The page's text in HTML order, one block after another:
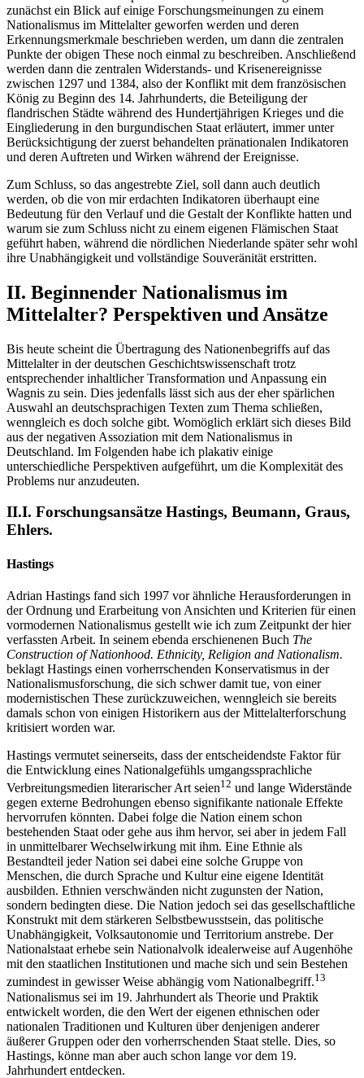
zunächst ein Blick auf einige Forschungsmeinungen zu einem
Nationalismus im Mittelalter geworfen werden und deren
Erkennungsmerkmale beschrieben werden, um dann die zentralen
Punkte der obigen These noch einmal zu beschreiben. Anschließend
werden dann die zentralen Widerstands- und Krisenereignisse
zwischen 1297 und 1384, also der Konflikt mit dem französischen
König zu Beginn des 14. Jahrhunderts, die Beteiligung der
flandrischen Städte während des Hundertjährigen Krieges und die
Eingliederung in den burgundischen Staat erläutert, immer unter
Berücksichtigung der zuerst behandelten pränationalen Indikatoren
und deren Auftreten und Wirken während der Ereignisse.
Zum Schluss, so das angestrebte Ziel, soll dann auch deutlich
werden, ob die von mir erdachten Indikatoren überhaupt eine
Bedeutung für den Verlauf und die Gestalt der Konflikte hatten und
warum sie zum Schluss nicht zu einem eigenen Flämischen Staat
geführt haben, während die nördlichen Niederlande später sehr wohl
ihre Unabhängigkeit und vollständige Souveränität erstritten.
II. Beginnender Nationalismus im
Mittelalter? Perspektiven und Ansätze
Bis heute scheint die Übertragung des Nationenbegriffs auf das
Mittelalter in der deutschen Geschichtswissenschaft trotz
entsprechender inhaltlicher Transformation und Anpassung ein
Wagnis zu sein. Dies jedenfalls lässt sich aus der eher spärlichen
Auswahl an deutschsprachigen Texten zum Thema schließen,
wenngleich es doch solche gibt. Womöglich erklärt sich dieses Bild
aus der negativen Assoziation mit dem Nationalismus in
Deutschland. Im Folgenden habe ich plakativ einige
unterschiedliche Perspektiven aufgeführt, um die Komplexität des
Problems nur anzudeuten.
II.I. Forschungsansätze Hastings, Beumann, Graus,
Ehlers.
Hastings
Adrian Hastings fand sich 1997 vor ähnliche Herausforderungen in
der Ordnung und Erarbeitung von Ansichten und Kriterien für einen
vormodernen Nationalismus gestellt wie ich zum Zeitpunkt der hier
verfassten Arbeit. In seinem ebenda erschienenen Buch The
Construction of Nationhood. Ethnicity, Religion and Nationalism.
beklagt Hastings einen vorherrschenden Konservatismus in der
Nationalismusforschung, die sich schwer damit tue, von einer
modernistischen These zurückzuweichen, wenngleich sie bereits
damals schon von einigen Historikern aus der Mittelalterforschung
kritisiert worden war.
Hastings vermutet seinerseits, dass der entscheidendste Faktor für
die Entwicklung eines Nationalgefühls umgangssprachliche
Verbreitungsmedien literarischer Art seien12 und lange Widerstände
gegen externe Bedrohungen ebenso signifikante nationale Effekte
hervorrufen könnten. Dabei folge die Nation einem schon
bestehenden Staat oder gehe aus ihm hervor, sei aber in jedem Fall
in unmittelbarer Wechselwirkung mit ihm. Eine Ethnie als
Bestandteil jeder Nation sei dabei eine solche Gruppe von
Menschen, die durch Sprache und Kultur eine eigene Identität
ausbilden. Ethnien verschwänden nicht zugunsten der Nation,
sondern bedingten diese. Die Nation jedoch sei das gesellschaftliche
Konstrukt mit dem stärkeren Selbstbewusstsein, das politische
Unabhängigkeit, Volksautonomie und Territorium anstrebe. Der
Nationalstaat erhebe sein Nationalvolk idealerweise auf Augenhöhe
mit den staatlichen Institutionen und mache sich und sein Bestehen
zumindest in gewisser Weise abhängig vom Nationalbegriff.13
Nationalismus sei im 19. Jahrhundert als Theorie und Praktik
entwickelt worden, die den Wert der eigenen ethnischen oder
nationalen Traditionen und Kulturen über denjenigen anderer
äußerer Gruppen oder den vorherrschenden Staat stelle. Dies, so
Hastings, könne man aber auch schon lange vor dem 19.
Jahrhundert entdecken.